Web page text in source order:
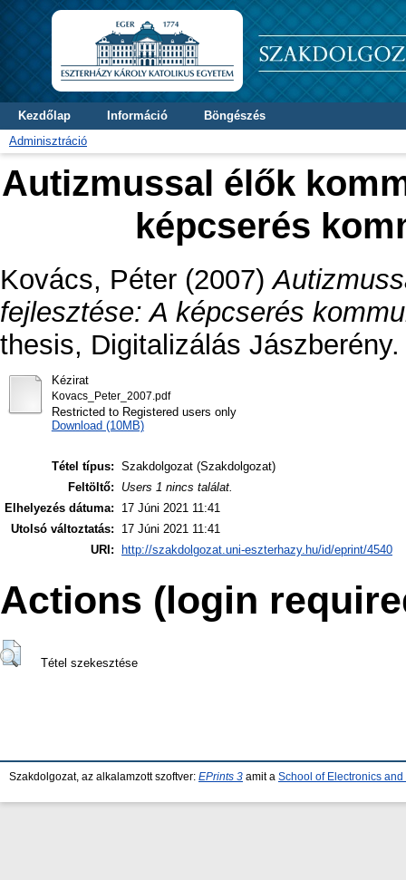
Kezdőlap Információ
Böngészés
Adminisztráció
Autizmussal élők
képcserés
Kovács, Péter (2007)
fejlesztése: A képcserés
thesis, Digitalizálás Jászberény.
Kézirat
Kovacs_Peter_2007.pdf
Restricted to Registered users only
Download (10MB)
Tétel típus: Szakdolgozat (Szakdolgozat)
Feltöltő:
Users 1 nincs találat.
Elhelyezés dátuma:
17 Júni 2021 11:41
Utolsó változtatás:
17 Júni 2021 11:41
URI:
http://szakdolgozat.uni-eszterhazy.hu/id/eprint/4540
Actions (login
Tétel szekesztése
Szakdolgozat, az alkalamzott szoftver: EPrints 3 amit a School of Electronics